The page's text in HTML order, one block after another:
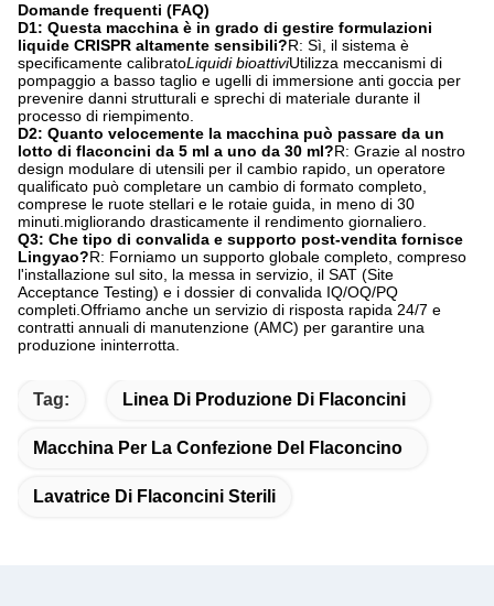
Domande frequenti (FAQ)
D1: Questa macchina è in grado di gestire formulazioni
liquide CRISPR altamente sensibili?R: Sì, il sistema è
specificamente calibratoLiquidi bioattiviUtilizza meccanismi di
pompaggio a basso taglio e ugelli di immersione anti goccia per
prevenire danni strutturali e sprechi di materiale durante il
processo di riempimento.
D2: Quanto velocemente la macchina può passare da un
lotto di flaconcini da 5 ml a uno da 30 ml?R: Grazie al nostro
design modulare di utensili per il cambio rapido, un operatore
qualificato può completare un cambio di formato completo,
comprese le ruote stellari e le rotaie guida, in meno di 30
minuti.migliorando drasticamente il rendimento giornaliero.
Q3: Che tipo di convalida e supporto post-vendita fornisce
Lingyao?R: Forniamo un supporto globale completo, compreso
l'installazione sul sito, la messa in servizio, il SAT (Site
Acceptance Testing) e i dossier di convalida IQ/OQ/PQ
completi.Offriamo anche un servizio di risposta rapida 24/7 e
contratti annuali di manutenzione (AMC) per garantire una
produzione ininterrotta.
Tag: Linea Di Produzione Di Flaconcini
Macchina Per La Confezione Del Flaconcino
Lavatrice Di Flaconcini Sterili